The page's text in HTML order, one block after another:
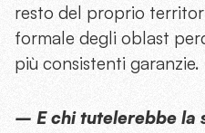
resto del proprio
formale degli oblast
più consistenti garanzie.
– E chi tutelerebbe la